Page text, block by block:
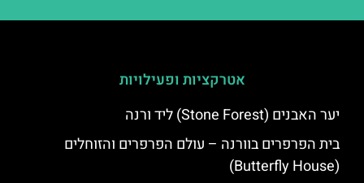
אטרקציות ופעילויות
יער האבנים (Stone Forest) ליד ורנה
בית הפרפרים בוורנה – עולם הפרפרים והזוחלים
(Butterfly House)